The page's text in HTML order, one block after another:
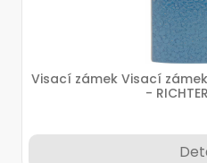
Visací zámek Visací zámek
-